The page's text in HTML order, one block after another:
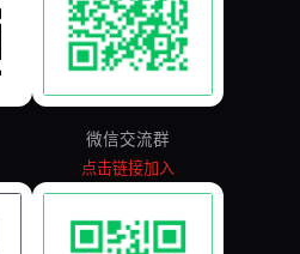
微信交流群
点击链接加入